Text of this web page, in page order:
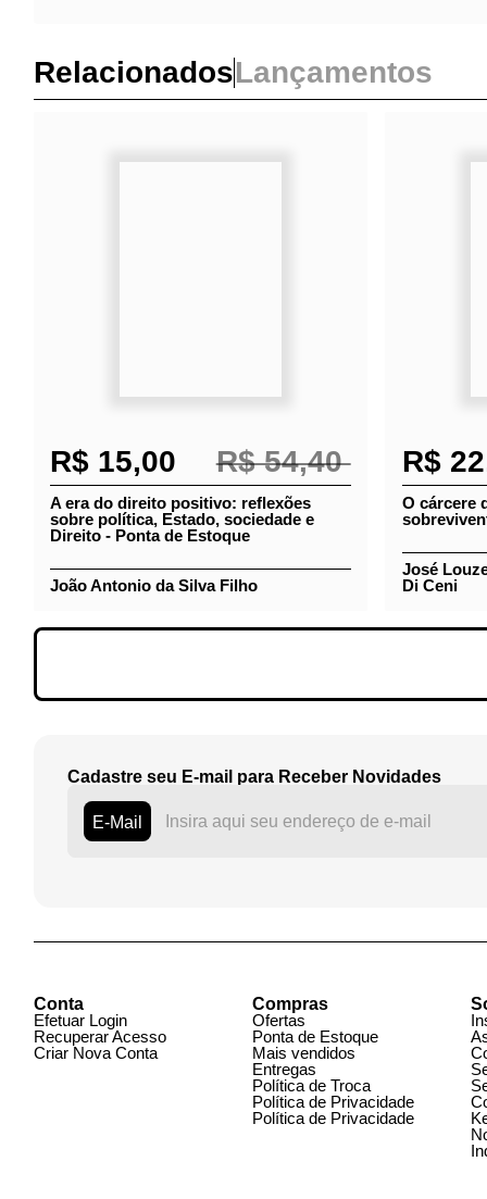
ARTIGOS
RelacionadosLançamentos
R$ 15,00 R$ 54,40
A era do direito positivo: reflexões
Direito - Ponta de Estoque
R$
O
Estoque
Compras
Ofertas